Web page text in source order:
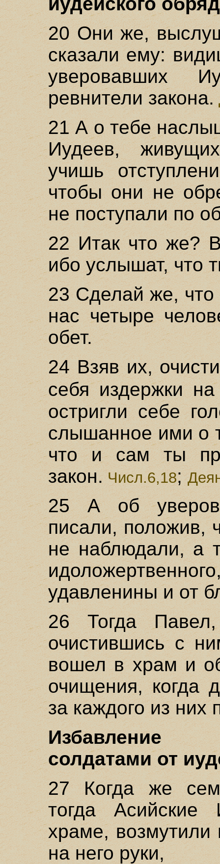
20 Они же,
сказали ему:
уверовавших
ревнители закона.
21 А о тебе
Иудеев,
учишь
чтобы они не
не поступали по
22 Итак что же?
ибо услышат, что
23 Сделай же,
нас четыре
обет.
24 Взяв их,
себя издержки
остригли себе
слышанное ими о
что и сам ты
закон.Числ.6,18;
25 А об
писали, положив,
не наблюдали, а
удавленины и от
26 Тогда
очистившись с
вошел в храм и
очищения, когда
за каждого из них
Избавление
солдатами от
27 Когда же
тогда
храме,
на него руки,